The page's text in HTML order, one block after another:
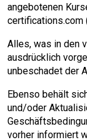
angebotenen
certifications.com
Alles, was in den
ausdrücklich
unbeschadet der
Ebenso behält
und/oder
vorher informiert